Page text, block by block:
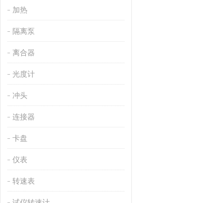
加热
隔离泵
离合器
光度计
冲头
连接器
卡盘
仪表
转速表